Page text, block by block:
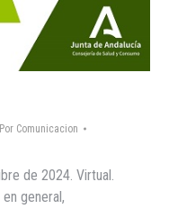
Por Comunicacion
de 2024. Virtual.
general,